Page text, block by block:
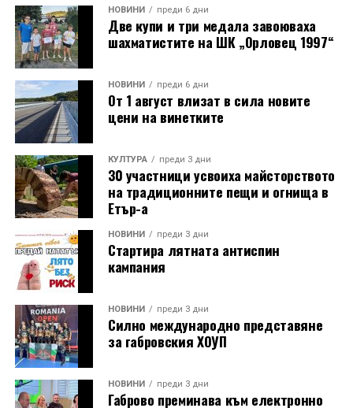
Години след разрушаването на кулата се заражда
инициатива за нейното възстановяване, обединила
местни културни дейци – сред тях творецът Иван
Койчев и етнографът Бонка Тихова. Усилията им се
увенчават с успех и на 8 септември 1984 година
часовниковата кула, с работещия век по-рано
механизъм, е официално открита наново. Самият
механизъм е възстановен година по-рано, през 1983
г., от майстор Илия Ковачев, който изковава
липсващите му части. Днес неговият син, Иван
Ковачев, продължава делото на баща си, като се
грижи за техническата поддръжка на механизма и
отстранява евентуални повреди.
Разказаната от Симеонов история разкрива и
любопитен детайл около самото местоположение на
новата кула. Архитект Илия Лефтеров е трябвало да
търси подходящо място за нейното изграждане, тъй
като до средата на 80-те години на нейното
оригинално място вече били построени сградите на
Община Дряново и на полицията.
НОВИНИ преди 6 дни
Две купи и три медала завоюваха
шахматистите на ШК „Орловец 1997“
НОВИНИ преди 6 дни
От 1 август влизат в сила новите
цени на винетките
КУЛТУРА преди 3 дни
30 участници усвоиха майсторството
на традиционните пещи и огнища в
Етър-а
НОВИНИ преди 3 дни
Стартира лятната антиспин
кампания
НОВИНИ преди 3 дни
Силно международно представяне
за габровския ХОУП
НОВИНИ преди 3 дни
Габрово преминава към електронно